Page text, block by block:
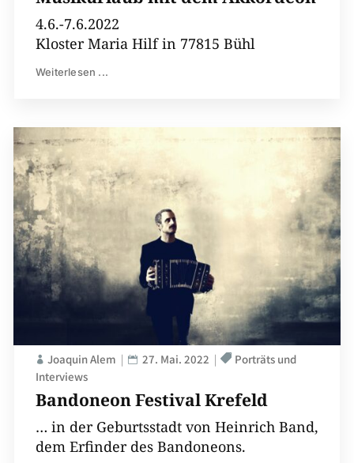
4.6.-7.6.2022
Kloster Maria Hilf in 77815 Bühl
Weiterlesen ...
Bandoneon Festival Krefeld
Joaquin Alem 27. Mai. 2022
Porträts und
Interviews
… in der Geburtsstadt von Heinrich Band,
dem Erfinder des Bandoneons.